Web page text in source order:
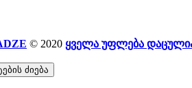
© 2020 ყველა უფლება
ძიება